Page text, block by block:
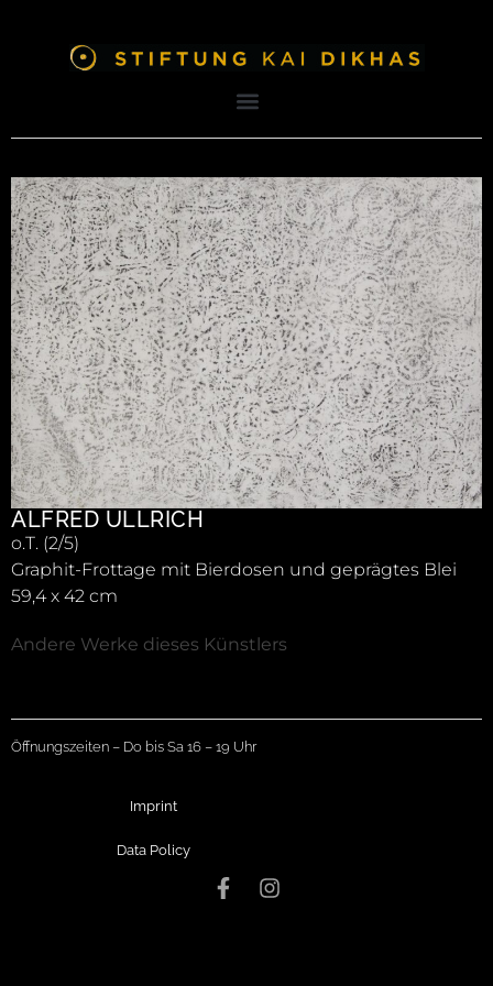
ALFRED ULLRICH
o.T. (2/5)
Graphit-Frottage mit Bierdosen und geprägtes Blei
59,4 x 42 cm
Andere Werke dieses Künstlers
Öffnungszeiten – Do bis Sa 16 – 19 Uhr
Imprint
Data Policy